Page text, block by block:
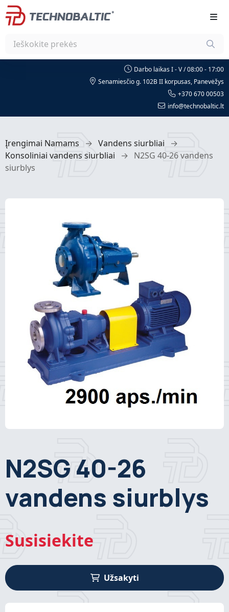
Darbo laikas I - V / 08:00 - 17:00
Senamiesčio g. 102B II korpusas, Panevėžys
+370 670 00503
info@technobaltic.lt
Įrengimai Namams → Vandens siurbliai
→
Konsoliniai vandens siurbliai
→ N2SG 40-26 vandens
siurblys
N2SG 40-26
vandens siurblys
Susisiekite
Užsakyti